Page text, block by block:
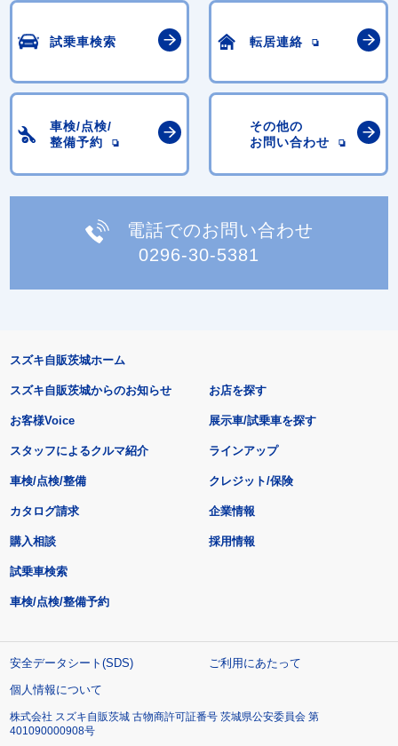
試乗車検索 転居連絡
車検/点検/
整備予約
その他の
お問い合わせ
電話でのお問い合わせ
0296-30-5381
スズキ自販茨城ホーム
スズキ自販茨城からのお知らせ
お客様Voice
スタッフによるクルマ紹介
お店を探す
展示車/試乗車を探す
ラインアップ
車検/点検/整備 クレジット/保険
カタログ請求
購入相談
試乗車検索
車検/点検/整備予約
企業情報
採用情報
安全データシート(SDS)
ご利用にあたって
個人情報について
株式会社 スズキ自販茨城 古物商許可証番号 茨城県公安委員会 第
401090000908号